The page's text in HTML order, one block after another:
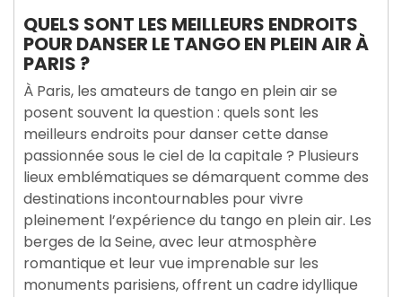
QUELS SONT LES MEILLEURS ENDROITS
POUR DANSER LE TANGO EN PLEIN AIR À
PARIS ?
À Paris, les amateurs de tango en plein air se
posent souvent la question : quels sont les
meilleurs endroits pour danser cette danse
passionnée sous le ciel de la capitale ? Plusieurs
lieux emblématiques se démarquent comme des
destinations incontournables pour vivre
pleinement l’expérience du tango en plein air. Les
berges de la Seine, avec leur atmosphère
romantique et leur vue imprenable sur les
monuments parisiens, offrent un cadre idyllique